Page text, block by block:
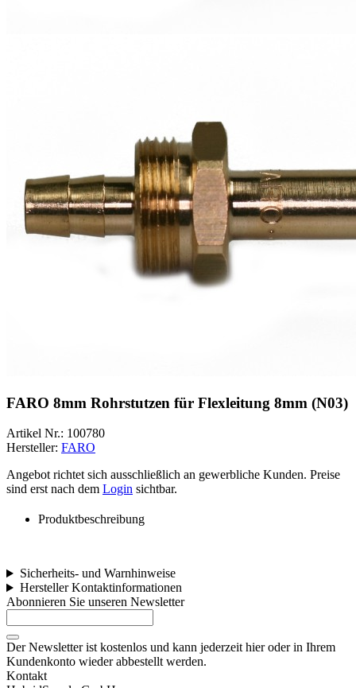
FARO 8mm Rohrstutzen für Flexleitung 8mm (N03)
Artikel Nr.: 100780
Hersteller: FARO
Angebot richtet sich ausschließlich an gewerbliche Kunden. Preise
sind erst nach dem Login sichtbar.
Produktbeschreibung
Sicherheits- und Warnhinweise
Hersteller Kontaktinformationen
Abonnieren Sie unseren Newsletter
Der Newsletter ist kostenlos und kann jederzeit hier oder in Ihrem
Kundenkonto wieder abbestellt werden.
Kontakt